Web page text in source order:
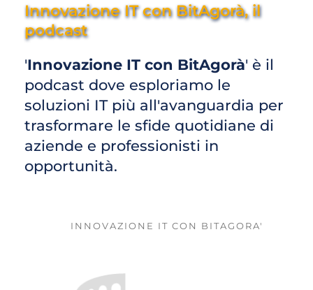
Innovazione IT con BitAgorà, il
podcast
'Innovazione IT con BitAgorà' è il
podcast dove esploriamo le
soluzioni IT più all'avanguardia per
trasformare le sfide quotidiane di
aziende e professionisti in
opportunità.
INNOVAZIONE IT CON BITAGORA'